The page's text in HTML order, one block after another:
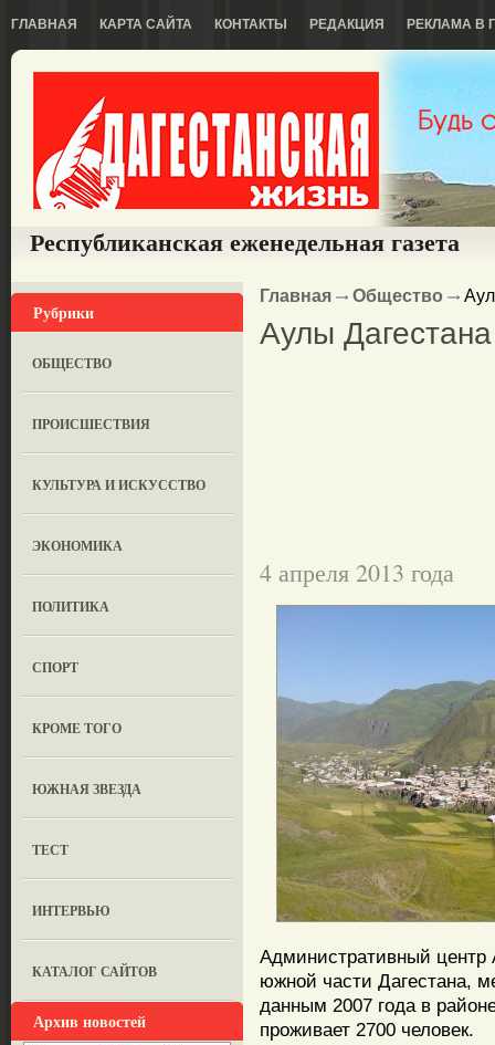
ГЛАВНАЯ КАРТА САЙТА КОНТАКТЫ РЕДАКЦИЯ РЕКЛАМА В
Республиканская еженедельная газета
Рубрики
ОБЩЕСТВО
ПРОИСШЕСТВИЯ
КУЛЬТУРА И ИСКУССТВО
ЭКОНОМИКА
ПОЛИТИКА
СПОРТ
КРОМЕ ТОГО
ЮЖНАЯ ЗВЕЗДА
ТЕСТ
ИНТЕРВЬЮ
КАТАЛОГ САЙТОВ
Архив новостей
Главная Общество
Аулы
4 апреля 2013 года
Административный центр
южной части Дагестана,
данным 2007 года в
проживает 2700 человек.